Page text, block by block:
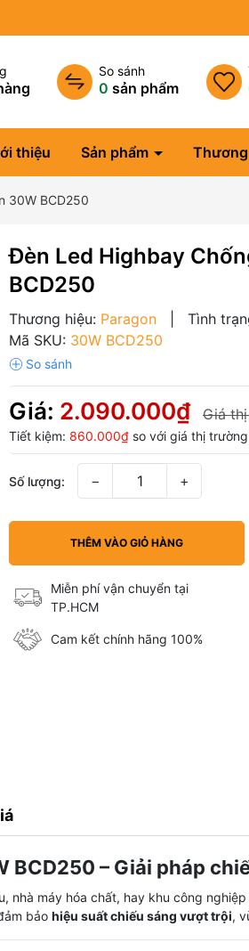
So sánh
0 sản phẩm
thiệu Sản phẩm
30W BCD250
Đèn Led Highbay
BCD250
Thương hiệu: Paragon Tình
Mã SKU: 30W BCD250
Giá: 2.090.000₫ Giá
Tiết kiệm: 860.000₫ so với giá thị trường
Số lượng: − +
THÊM VÀO GIỎ HÀNG
Miễn phí vận chuyển tại
TP.HCM
Cam kết chính hãng 100%
BCD250 – Giải pháp
máy hóa chất, hay khu công
bảo hiệu suất chiếu sáng vượt trội,